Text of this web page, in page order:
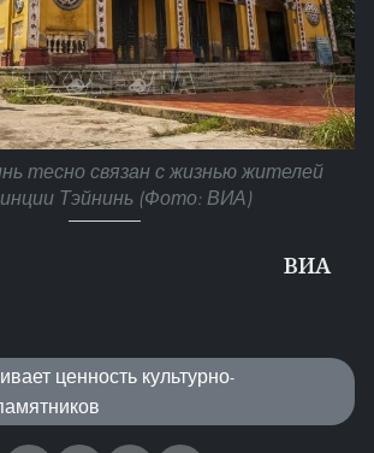
тесно связан с жизнью жителей
Тэйнинь (Фото: ВИА)
ВИA
ценность культурно-